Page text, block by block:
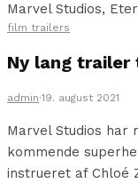
Marvel Studios,
film trailers
Ny lang trailer
admin·19. august 2021
Marvel Studios har
kommende
instrueret af Chloé